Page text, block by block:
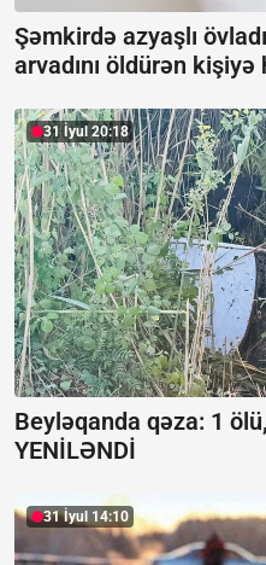
Şəmkirdə azyaşlı
arvadını öldürən
31 İyul 20:18
Beyləqanda qəza: 1
YENİLƏNDİ
31 İyul 14:10